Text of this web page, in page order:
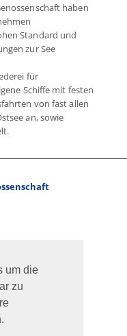
um die
zu
haben
Standard und
zur See
für
Schiffe mit festen
von fast allen
an, sowie